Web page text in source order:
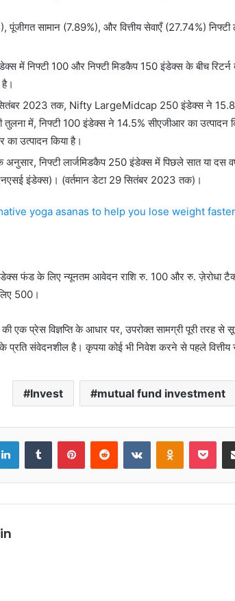
पूंजीगत सामान (7.89%), और वित्तीय सेवाएँ (27.74%)
में निफ्टी 100 और निफ्टी मिडकैप 150 इंडेक्स के बीच रिटर्न
2023 तक, Nifty LargeMidcap 250 इंडेक्स ने 15.8%
तुलना में, निफ्टी 100 इंडेक्स ने 14.5% सीएजीआर का उत्पादन
उत्पादन किया है।
के अनुसार, निफ्टी लार्जमिडकैप 250 इंडेक्स में पिछले सात या दस
एनएसई इंडेक्स)। (वर्तमान डेटा 29 सितंबर 2023 तक)।
yoga asanas to help you lose weight
इंडेक्स फंड के लिए न्यूनतम आवेदन राशि रु. 100 और रु. ज़ेरोधा
500।
एक प्रेस विज्ञप्ति के आधार पर, उपरोक्त सामग्री पूरी तरह से
प्रति संवेदनशील है। कृपया कोई भी निवेश करने से पहले
Invest mutual fund investment
LinkedInTumblr PinterestReddit VKontakte